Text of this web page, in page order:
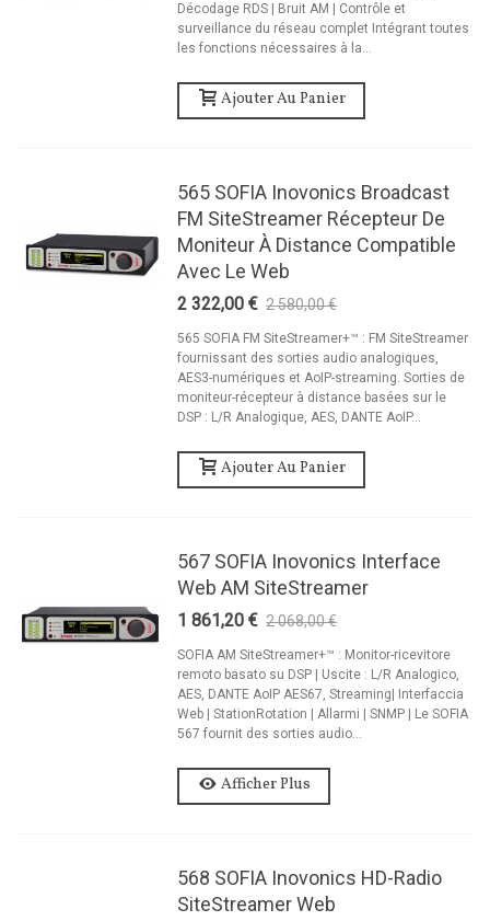
Décodage RDS | Bruit AM | Contrôle et
surveillance du réseau complet Intégrant toutes
les fonctions nécessaires à la...
Ajouter Au Panier
565 SOFIA Inovonics Broadcast
FM SiteStreamer Récepteur De
Moniteur À Distance Compatible
Avec Le Web
2 322,00 € 2 580,00 €
565 SOFIA FM SiteStreamer+™ : FM SiteStreamer
fournissant des sorties audio analogiques,
AES3-numériques et AoIP-streaming. Sorties de
moniteur-récepteur à distance basées sur le
DSP : L/R Analogique, AES, DANTE AoIP...
Ajouter Au Panier
567 SOFIA Inovonics Interface
Web AM SiteStreamer
1 861,20 € 2 068,00 €
SOFIA AM SiteStreamer+™ : Monitor-ricevitore
remoto basato su DSP | Uscite : L/R Analogico,
AES, DANTE AoIP AES67, Streaming| Interfaccia
Web | StationRotation | Allarmi | SNMP | Le SOFIA
567 fournit des sorties audio...
Afficher Plus
568 SOFIA Inovonics HD-Radio
SiteStreamer Web